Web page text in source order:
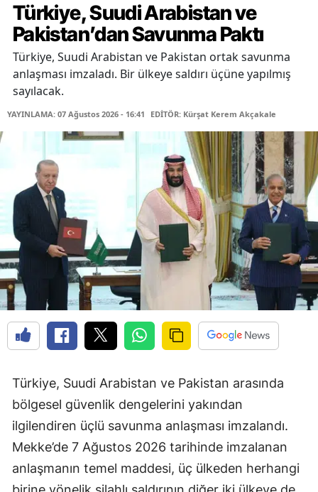
Türkiye, Suudi Arabistan ve
Pakistan’dan Savunma Paktı
Türkiye, Suudi Arabistan ve Pakistan ortak savunma
anlaşması imzaladı. Bir ülkeye saldırı üçüne yapılmış
sayılacak.
YAYINLAMA: 07 Ağustos 2026 - 16:41 EDİTÖR: Kürşat Kerem Akçakale
Türkiye, Suudi Arabistan ve Pakistan arasında
bölgesel güvenlik dengelerini yakından
ilgilendiren üçlü savunma anlaşması imzalandı.
Mekke’de 7 Ağustos 2026 tarihinde imzalanan
anlaşmanın temel maddesi, üç ülkeden herhangi